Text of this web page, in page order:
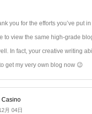
you for the efforts you’ve put
to view the same high-grade
In fact, your creative writing
get my very own blog now 😉
Casino
月 04日